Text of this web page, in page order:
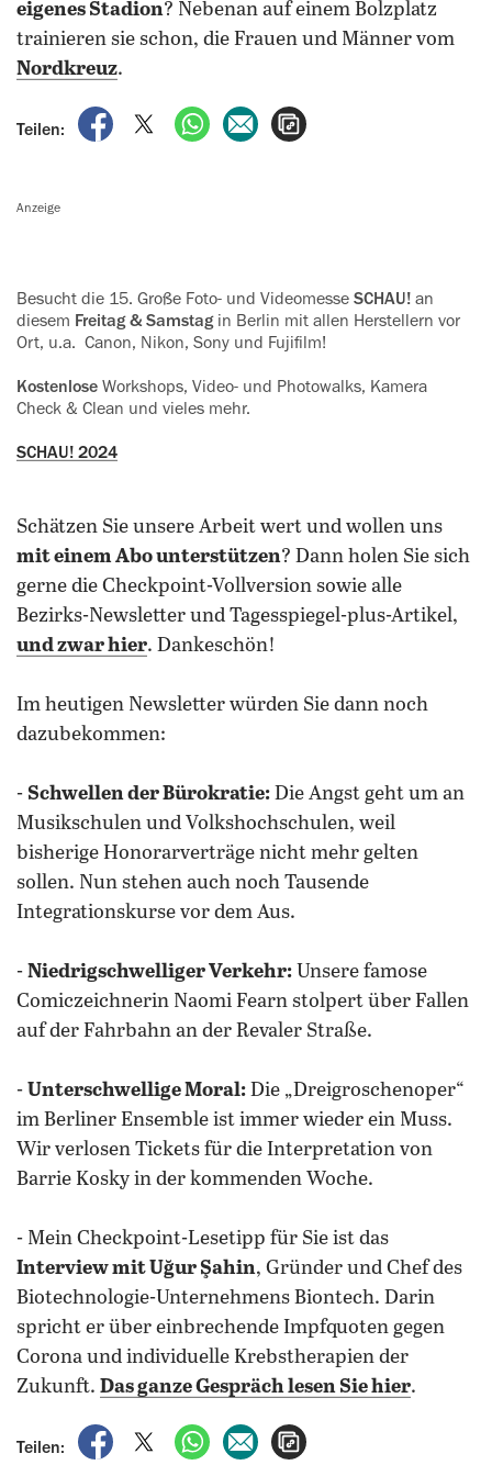
eigenes Stadion? Nebenan auf einem Bolzplatz
trainieren sie schon, die Frauen und Männer vom
Nordkreuz.
Teilen:
auf Facebook teilen
auf X teilenper WhatsApp teilen
per E-Mail teilen
Anzeige
Besucht die 15. Große Foto- und ‍Videomesse SCHAU! an
diesem ‍Freitag & Samstagin Berlin mit allen Herstellern vor
Ort, u.a. Canon, Nikon, Sony und Fujifilm!
Kostenlose Workshops, Video- und Photowalks, Kamera
Check & Clean und vieles mehr.
SCHAU! 2024
Schätzen Sie unsere Arbeit wert und wollen uns
mit einem Abo unterstützen? Dann holen Sie sich
gerne die Checkpoint-Vollversion sowie alle
Bezirks-Newsletter und Tagesspiegel-plus-Artikel,
und zwar hier. Dankeschön!
Im heutigen Newsletter würden Sie dann noch
dazubekommen:
- Schwellen der Bürokratie: Die Angst geht um an
Musikschulen und Volkshochschulen, weil
bisherige Honorarverträge nicht mehr gelten
sollen. Nun stehen auch noch Tausende
Integrationskurse vor dem Aus.
- Niedrigschwelliger Verkehr: Unsere famose
Comiczeichnerin Naomi Fearn stolpert über Fallen
auf der Fahrbahn an der Revaler Straße.
- Unterschwellige Moral: Die „Dreigroschenoper“
im Berliner Ensemble ist immer wieder ein Muss.
Wir verlosen Tickets für die Interpretation von
Barrie Kosky in der kommenden Woche.
- Mein Checkpoint-Lesetipp für Sie ist das
Interview mit Uğur Şahin, Gründer und Chef des
Biotechnologie-Unternehmens Biontech. Darin
spricht er über einbrechende Impfquoten gegen
Corona und individuelle Krebstherapien der
Zukunft. Das ganze Gespräch lesen Sie hier.
Teilen:
auf Facebook teilen
auf X teilenper WhatsApp teilen
per E-Mail teilen